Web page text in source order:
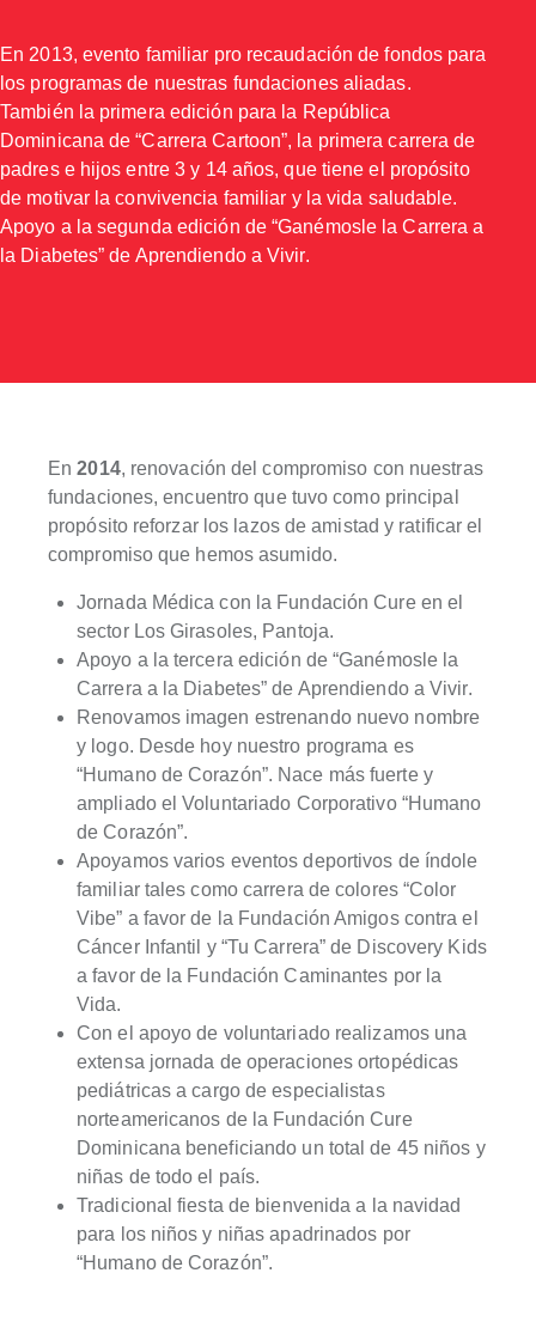
En 2013, evento familiar pro recaudación de fondos para
los programas de nuestras fundaciones aliadas.
También la primera edición para la República
Dominicana de “Carrera Cartoon”, la primera carrera de
padres e hijos entre 3 y 14 años, que tiene el propósito
de motivar la convivencia familiar y la vida saludable.
Apoyo a la segunda edición de “Ganémosle la Carrera a
la Diabetes” de Aprendiendo a Vivir.
En2014, renovación del compromiso con nuestras
fundaciones, encuentro que tuvo como principal
propósito reforzar los lazos de amistad y ratificar el
compromiso que hemos asumido.
Jornada Médica con la Fundación Cure en el
sector Los Girasoles, Pantoja.
Apoyo a la tercera edición de “Ganémosle la
Carrera a la Diabetes” de Aprendiendo a Vivir.
Renovamos imagen estrenando nuevo nombre
y logo. Desde hoy nuestro programa es
“Humano de Corazón”. Nace más fuerte y
ampliado el Voluntariado Corporativo “Humano
de Corazón”.
Apoyamos varios eventos deportivos de índole
familiar tales como carrera de colores “Color
Vibe” a favor de la Fundación Amigos contra el
Cáncer Infantil y “Tu Carrera” de Discovery Kids
a favor de la Fundación Caminantes por la
Vida.
Con el apoyo de voluntariado realizamos una
extensa jornada de operaciones ortopédicas
pediátricas a cargo de especialistas
norteamericanos de la Fundación Cure
Dominicana beneficiando un total de 45 niños y
niñas de todo el país.
Tradicional fiesta de bienvenida a la navidad
para los niños y niñas apadrinados por
“Humano de Corazón”.